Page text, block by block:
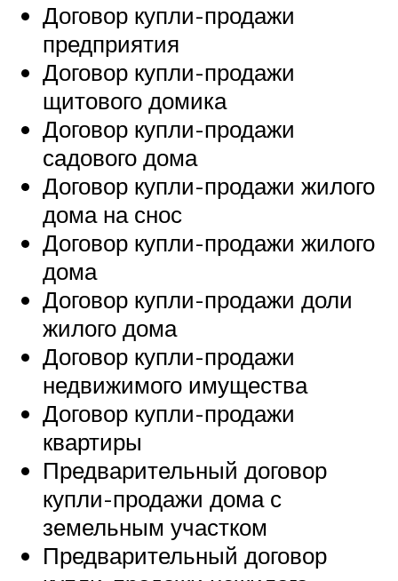
Договор купли-продажи
предприятия
Договор купли-продажи
щитового домика
Договор купли-продажи
садового дома
Договор купли-продажи жилого
дома на снос
Договор купли-продажи жилого
дома
Договор купли-продажи доли
жилого дома
Договор купли-продажи
недвижимого имущества
Договор купли-продажи
квартиры
Предварительный договор
купли-продажи дома с
земельным участком
Предварительный договор